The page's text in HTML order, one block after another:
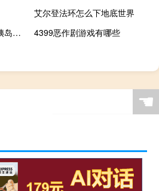
艾尔登法环怎么下地底世界
胰岛素抵抗能治好吗?（胰岛素抵抗可以治好吗）
4399恶作剧游戏有哪些
☚